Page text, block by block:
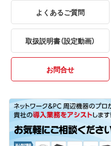
よくあるご質問
取扱説明書（設定動画）
お問合せ